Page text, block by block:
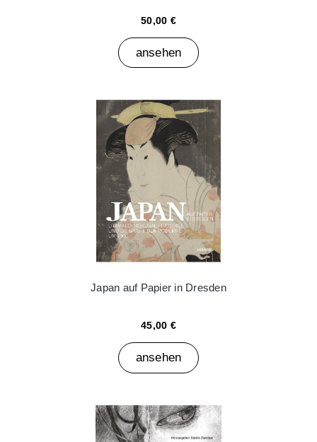
50,00 €
ansehen
Japan auf Papier in Dresden
45,00 €
ansehen